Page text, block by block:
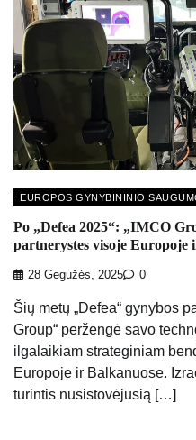
EUROPOS GYNYBININIO
Po „Defea 2025“: „IMCO
partnerystes visoje Europoje
28 Gegužės, 2025 0
Šių metų „Defea“ gynybos
Group“ peržengė savo
ilgalaikiam strateginiam
Europoje ir Balkanuose.
turintis nusistovėjusią […]